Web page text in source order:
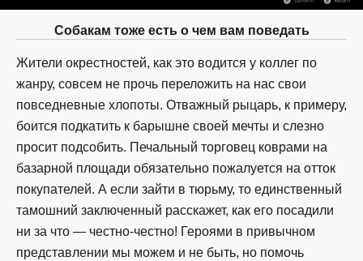
Собакам тоже есть о чем вам поведать
Жители окрестностей, как это водится у коллег по
жанру, совсем не прочь переложить на нас свои
повседневные хлопоты. Отважный рыцарь, к примеру,
боится подкатить к барышне своей мечты и слезно
просит подсобить. Печальный торговец коврами на
базарной площади обязательно пожалуется на отток
покупателей. А если зайти в тюрьму, то единственный
тамошний заключенный расскажет, как его посадили
ни за что — честно-честно! Героями в привычном
представлении мы можем и не быть, но помочь